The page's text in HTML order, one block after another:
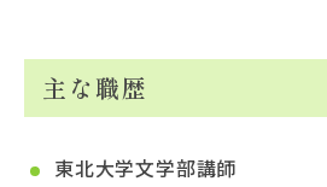
主な職歴
東北大学文学部講師